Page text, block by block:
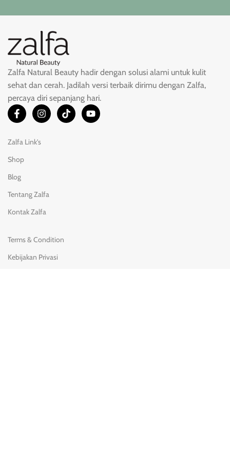
Zalfa Natural Beauty hadir dengan solusi alami untuk kulit
sehat dan cerah. Jadilah versi terbaik dirimu dengan Zalfa,
percaya diri sepanjang hari.
Zalfa Link's
Shop
Blog
Tentang Zalfa
Kontak Zalfa
Terms & Condition
Kebijakan Privasi